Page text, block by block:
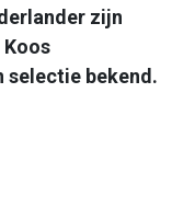
zijn
selectie bekend.